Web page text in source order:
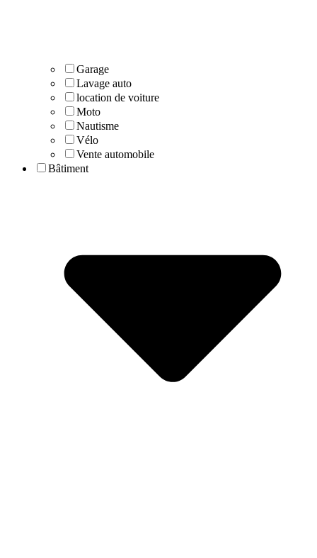
Garage
Lavage auto
location de voiture
Moto
Nautisme
Vélo
Vente automobile
Bâtiment